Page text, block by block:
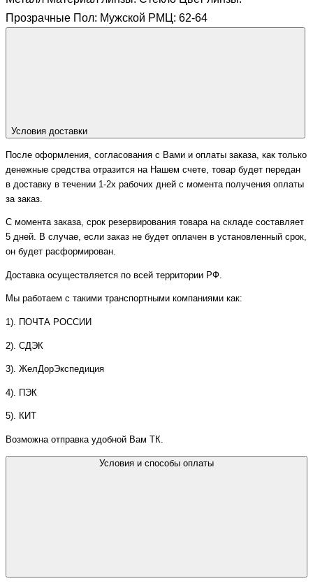
Прозрачные Пол: Мужской РМЦ: 62-64
Условия доставки
После оформления, согласования с Вами и оплаты заказа, как только
денежные средства отразится на Нашем счете, товар будет передан
в доставку в течении 1-2х рабочих дней с момента получения оплаты
за заказ.
С момента заказа, срок резервирования товара на складе составляет
5 дней. В случае, если заказ не будет оплачен в установленный срок,
он будет расформирован.
Доставка осуществляется по всей территории РФ.
Мы работаем с такими транспортными компаниями как:
1). ПОЧТА РОССИИ
2). СДЭК
3). ЖелДорЭкспедиция
4). ПЭК
5). КИТ
Возможна отправка удобной Вам ТК.
Условия и способы оплаты